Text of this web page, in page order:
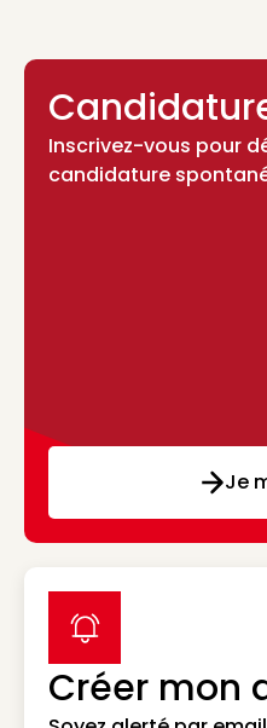
Inscrivez-vous pour
candidature
Je
Créer mon
label icon